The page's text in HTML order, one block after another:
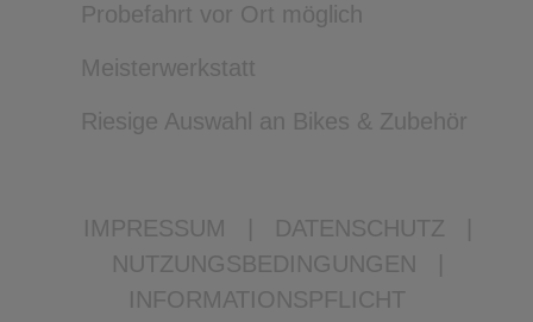
Probefahrt vor Ort möglich
Meisterwerkstatt
Riesige Auswahl an Bikes & Zubehör
IMPRESSUM DATENSCHUTZ
NUTZUNGSBEDINGUNGEN
INFORMATIONSPFLICHT